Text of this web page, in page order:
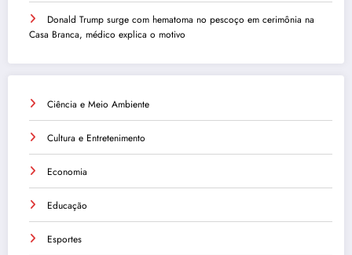
Donald Trump surge com hematoma no pescoço em cerimônia na
Casa Branca, médico explica o motivo
Ciência e Meio Ambiente
Cultura e Entretenimento
Economia
Educação
Esportes